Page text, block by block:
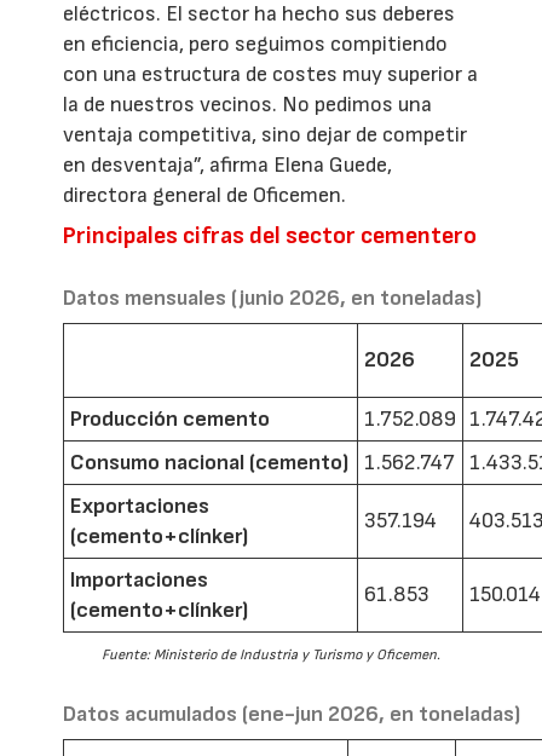
eléctricos. El sector ha hecho sus deberes
en eficiencia, pero seguimos compitiendo
con una estructura de costes muy superior a
la de nuestros vecinos. No pedimos una
ventaja competitiva, sino dejar de competir
en desventaja”, afirma Elena Guede,
directora general de Oficemen.
Principales cifras del sector cementero
Datos mensuales (junio 2026, en toneladas)
2026 2025
Producción cemento 1.752.089
Consumo nacional (cemento)
1.562.747
Exportaciones
(cemento+clínker)
357.194
Importaciones
(cemento+clínker)
61.853 150.014
Fuente: Ministerio de Industria y Turismo y Oficemen.
Datos acumulados (ene-jun 2026, en toneladas)